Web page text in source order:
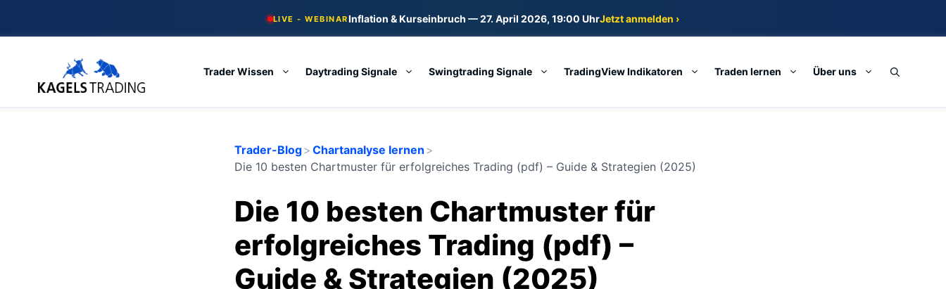
LIVE - WEBINARInflation & Kurseinbruch — 27. April 2026, 19:00 UhrJetzt anmelden ›
Trader Wissen Daytrading Signale Swingtrading Signale TradingView Indikatoren Traden lernen Über uns
Trader-Blog> Chartanalyse lernen >
Die 10 besten Chartmuster für erfolgreiches Trading (pdf) – Guide & Strategien (2025)
Die 10 besten Chartmuster für
erfolgreiches Trading (pdf) –
Guide & Strategien (2025)